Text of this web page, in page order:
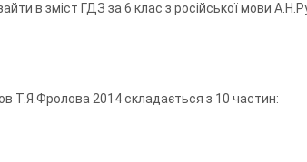
в зміст ГДЗ за 6 клас з російської мови
Т.Я.Фролова 2014 складається з 10 частин: